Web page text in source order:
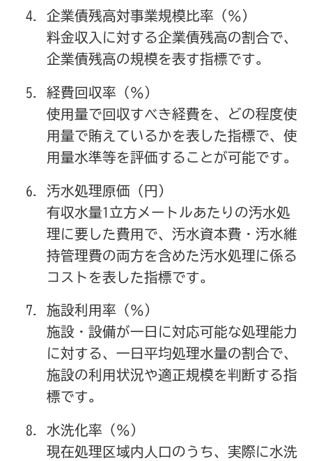
企業債残高対事業規模比率（％）
料金収入に対する企業債残高の割合で、
企業債残高の規模を表す指標です。
経費回収率（％）
使用量で回収すべき経費を、どの程度使
用量で賄えているかを表した指標で、使
用量水準等を評価することが可能です。
汚水処理原価（円）
有収水量1立方メートルあたりの汚水処
理に要した費用で、汚水資本費・汚水維
持管理費の両方を含めた汚水処理に係る
コストを表した指標です。
施設利用率（％）
施設・設備が一日に対応可能な処理能力
に対する、一日平均処理水量の割合で、
施設の利用状況や適正規模を判断する指
標です。
水洗化率（％）
現在処理区域内人口のうち、実際に水洗